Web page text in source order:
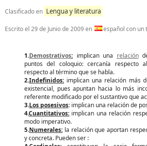
Clasificado en Lengua y literatura
Escrito el 29 de Junio de 2009en español con un
1.Demostrativos: implican una relación
puntos del coloquio: cercanía respecto
respecto al término que se habla.
2.Indefinidos: implican una relación más
existencial, pues apuntan hacia lo más
referente modificado por el sustantivo que
3.Los posesivos: implican una relación de
4.Cuantitativos: implican una relación
modo imperativo.
5.Numerales: la relación que aportan
y concreta. Pueden ser :